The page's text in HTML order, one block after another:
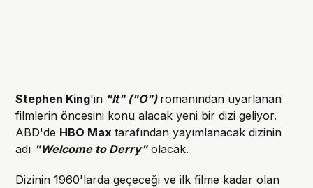
Stephen King'in "It" ("O") romanından uyarlanan
filmlerin öncesini konu alacak yeni bir dizi geliyor.
ABD'de HBO Maxtarafından yayımlanacak dizinin
adı "Welcome to Derry"olacak.
Dizinin 1960'larda geçeceği ve ilk filme kadar olan